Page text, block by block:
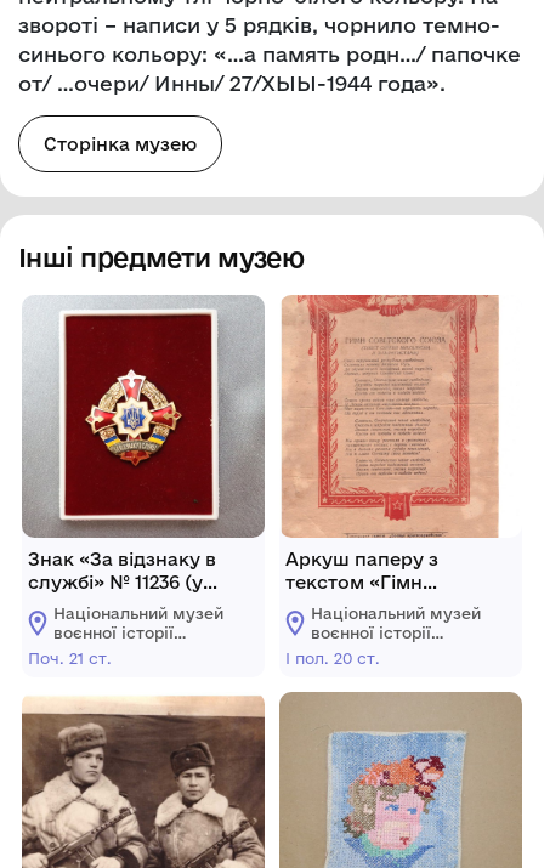
звороті – написи у 5 рядків, чорнило темно-
синього кольору: «…а память родн…/ папочке
от/ …очери/ Инны/ 27/ХЫЫ-1944 года».
Сторінка музею
Інші предмети музею
Знак «За відзнаку в
службі» № 11236 (у
вигляді хреста)
Тарусіна Дмитра
Анатолійовича.
Національний музей
воєнної історії
Слобожанщини
Поч. 21 ст.
Аркуш паперу з
текстом «Гімн
Радянського Союзу».
Національний музей
воєнної історії
Слобожанщини
І пол. 20 ст.